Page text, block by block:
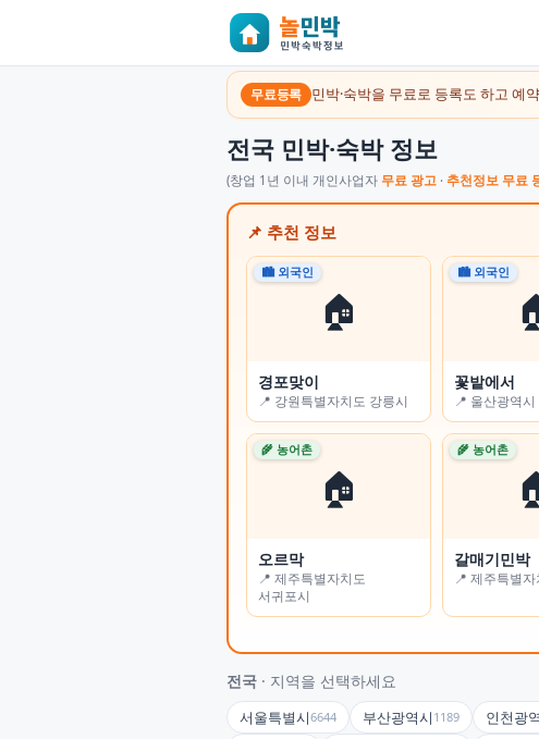
무료등록 민박·숙박을 무료로 등록도 하고 예
전국 민박·숙박 정보
(창업 1년 이내 개인사업자 무료 광고 · 추천정보 무료
📌 추천 정보
🏠
🏙 외국인
경포맞이
📍 강원특별자치도 강릉시
🏙 외국인
꽃밭에서
📍 울산광역시
🏠
🌾 농어촌
오르막
📍 제주특별자치도
서귀포시
🌾 농어촌
갈매기민박
📍 제주특별
🏠
🏙 외국인
오롯 스테이
📍 부산광역시 수영구
🏙 외국인
꽃잠
📍 충청남도
🏠
🏙 외국인
가든나인
📍 인천광역시
🌾 농어촌
하늘 풍경
📍 경기도 남
전국 · 지역을 선택하세요
서울특별시6644 부산광역시 1189 인천광